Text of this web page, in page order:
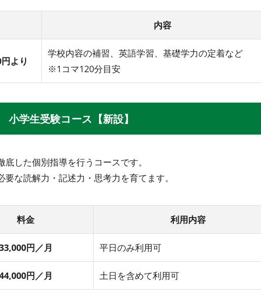
内容
より
学校内容の補習、英語学習、基礎学力の定着など
※1コマ120分目安
小学生受験コース【新設】
した個別指導を行うコースです。
な読解力・記述力・思考力を育てます。
料金 利用内容
円／月 平日のみ利用可
円／月 土日を含めて利用可